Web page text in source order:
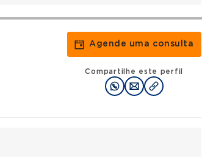
Agende uma consulta
Compartilhe este perfil